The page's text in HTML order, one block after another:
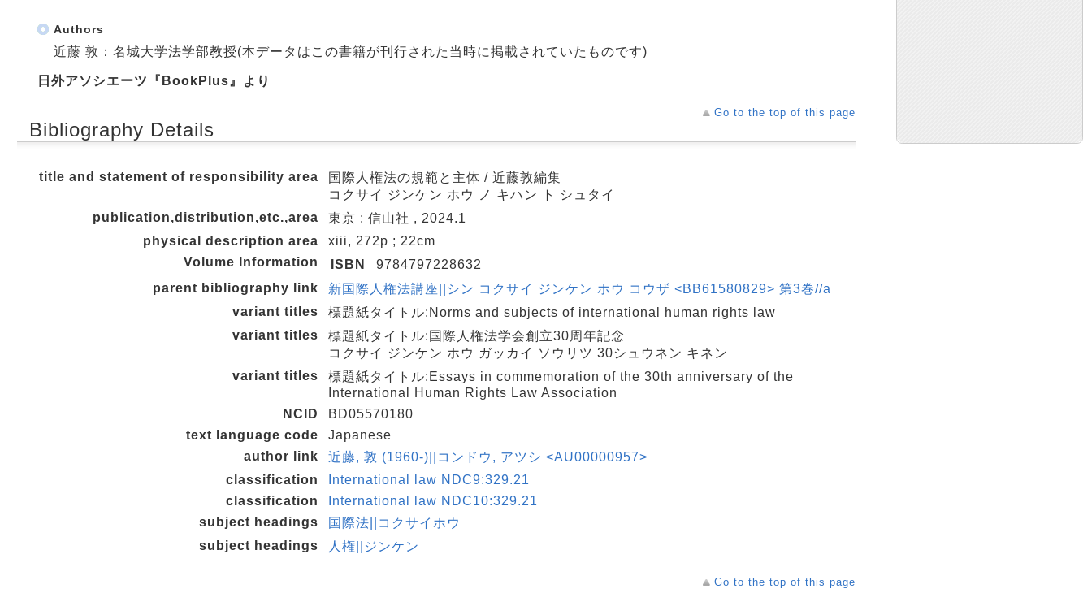
Authors
近藤 敦：名城大学法学部教授(本データはこの書籍が刊行された当時に掲載されていたものです)
日外アソシエーツ『BookPlus』より
Go to the top of this page
Bibliography Details
title and statement of responsibility area
国際人権法の規範と主体 / 近藤敦編集
コクサイ ジンケン ホウ ノ キハン ト シュタイ
publication,distribution,etc.,area
東京 : 信山社 , 2024.1
physical description area
xiii, 272p ; 22cm
Volume Information
ISBN
9784797228632
parent bibliography link
新国際人権法講座||シン コクサイ ジンケン ホウ コウザ <BB61580829> 第3巻//a
variant titles
標題紙タイトル:Norms and subjects of international human rights law
variant titles
標題紙タイトル:国際人権法学会創立30周年記念
コクサイ ジンケン ホウ ガッカイ ソウリツ 30シュウネン キネン
variant titles
標題紙タイトル:Essays in commemoration of the 30th anniversary of the
International Human Rights Law Association
NCID
BD05570180
text language code
Japanese
author link
近藤, 敦 (1960-)||コンドウ, アツシ <AU00000957>
classification
International law NDC9:329.21
classification
International law NDC10:329.21
subject headings
国際法||コクサイホウ
subject headings
人権||ジンケン
Go to the top of this page